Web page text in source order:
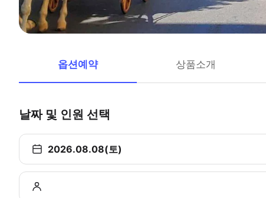
옵션예약 상품소개
날짜 및 인원 선택
2026.08.08(토)